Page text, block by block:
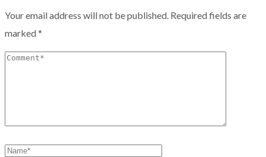
Your email address will not be published. Required fields are
marked*